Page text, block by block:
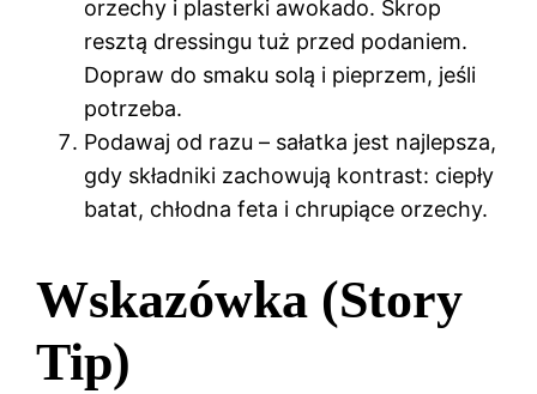
orzechy i plasterki awokado. Skrop
resztą dressingu tuż przed podaniem.
Dopraw do smaku solą i pieprzem, jeśli
potrzeba.
Podawaj od razu – sałatka jest najlepsza,
gdy składniki zachowują kontrast: ciepły
batat, chłodna feta i chrupiące orzechy.
Wskazówka (Story
Tip)